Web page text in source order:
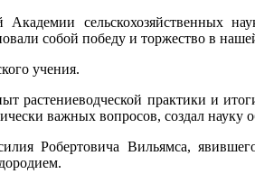
Академии сельскохозяйственных
собой победу и торжество в
учения.
практики и
важных вопросов, создал науку
Робертовича Вильямса,